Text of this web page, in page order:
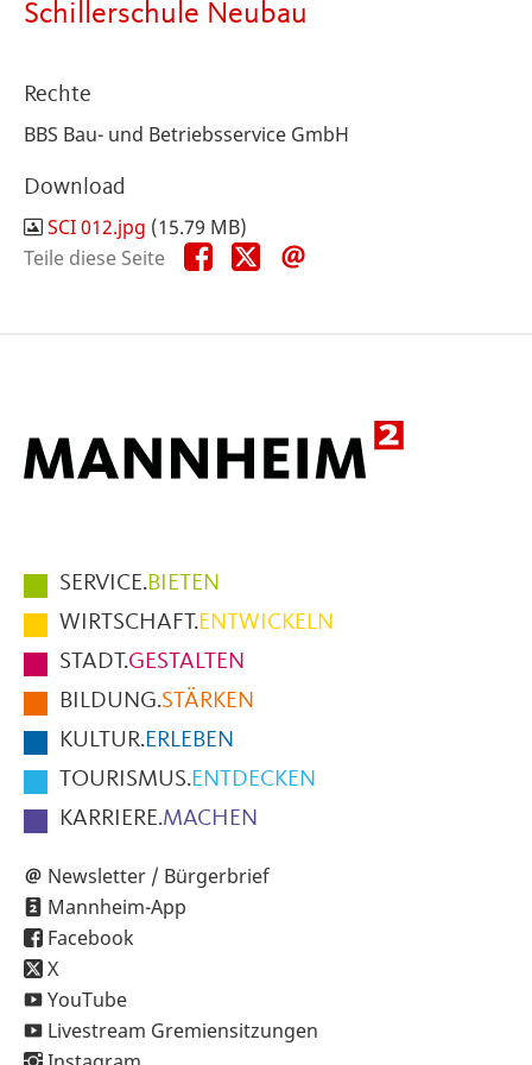
Schillerschule Neubau
Rechte
BBS Bau- und Betriebsservice GmbH
Download
SCI 012.jpg (15.79 MB)
Teile diese Seite
Teile
diese
Teile
diese
Hauptmenüpunkte
im
Fußbereich
der
Seite
SERVICE.BIETEN
WIRTSCHAFT.ENTWICKELN
STADT.GESTALTEN
BILDUNG.STÄRKEN
KULTUR.ERLEBEN
TOURISMUS.ENTDECKEN
KARRIERE.MACHEN
Newsletter / Bürgerbrief
Mannheim-App
Facebook
X
YouTube
Livestream Gremiensitzungen